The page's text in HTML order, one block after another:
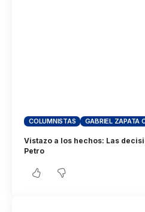
COLUMNISTAS GABRIEL ZAPATA
Vistazo a los hechos: Las
Petro